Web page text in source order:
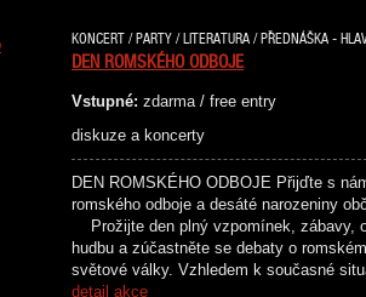
KONCERT / PARTY / LITERATURA / PŘEDNÁŠKA -
DEN ROMSKÉHO ODBOJE
Vstupné: zdarma / free entry
diskuze a koncerty
DEN ROMSKÉHO ODBOJE Přijďte s
romského odboje a desáté narozeniny
Prožijte den plný vzpomínek, zábavy,
hudbu a zúčastněte se debaty o
světové války. Vzhledem k současné
detail akce